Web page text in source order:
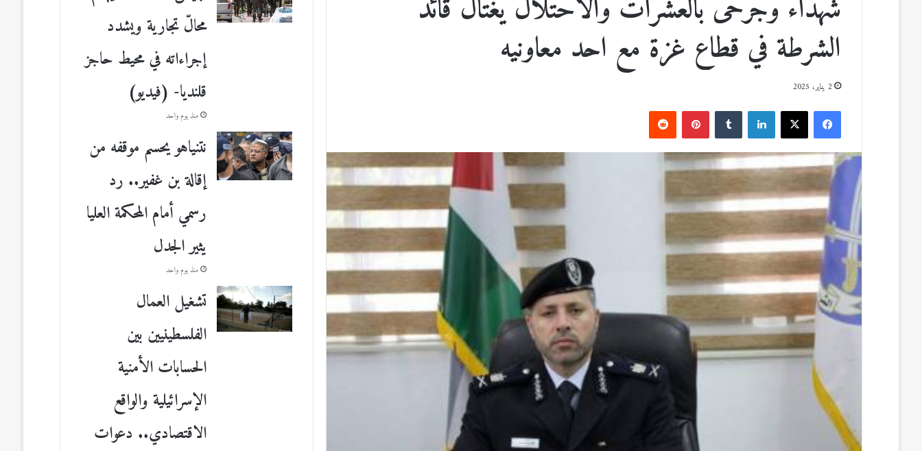
شهداء وجرحى بالعشرات والاحتلال يغتال قائد
الشرطة في قطاع غزة مع احد معاونيه
2 يناير، 2025
ي
س
ب
و
ك
X
ي
ن
ك
د
إ
ن
T
u
b
l
r
ي
ن
ي
ر
ي
س
ت
R
t
محالّ تجارية ويشدد
إجراءاته في محيط حاجز
قلنديا- (فيديو)
منذ يوم واحد
نتنياهو يحسم موقفه من
إقالة بن غفير.. رد
رسمي أمام المحكمة العليا
يثير الجدل
منذ يوم واحد
تشغيل العمال
الفلسطينيين بين
الحسابات الأمنية
الإسرائيلية والواقع
الاقتصادي.. دعوات